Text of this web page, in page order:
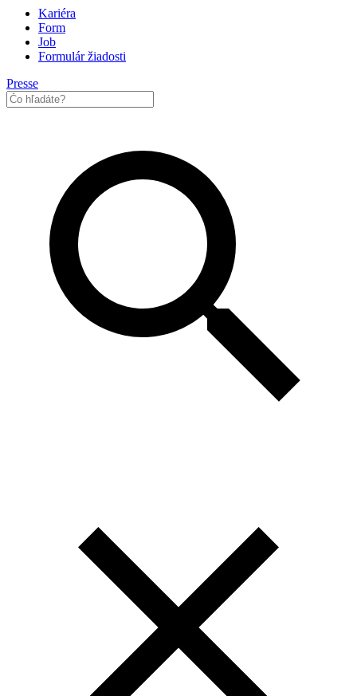
Kariéra
Form
Job
Formulár žiadosti
Presse